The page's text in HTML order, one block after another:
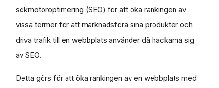
sökmotoroptimering (SEO) för att öka rankingen av
vissa termer för att marknadsföra sina produkter och
driva trafik till en webbplats använder då hackarna sig
av SEO.
Detta görs för att öka rankingen av en webbplats med